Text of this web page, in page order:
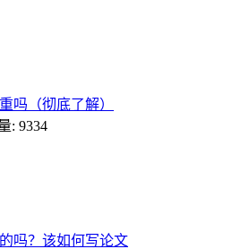
吗（彻底了解）
: 9334
吗？该如何写论文